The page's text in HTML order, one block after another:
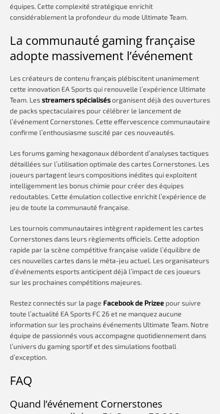
équipes. Cette complexité stratégique enrichit
considérablement la profondeur du mode Ultimate Team.
La communauté gaming française
adopte massivement l’événement
Les créateurs de contenu français plébiscitent unanimement
cette innovation EA Sports qui renouvelle l’expérience Ultimate
Team. Lesstreamers spécialisésorganisent déjà des ouvertures
de packs spectaculaires pour célébrer le lancement de
l’événement Cornerstones. Cette effervescence communautaire
confirme l’enthousiasme suscité par ces nouveautés.
Les forums gaming hexagonaux débordent d’analyses tactiques
détaillées sur l’utilisation optimale des cartes Cornerstones. Les
joueurs partagent leurs compositions inédites qui exploitent
intelligemment les bonus chimie pour créer des équipes
redoutables. Cette émulation collective enrichit l’expérience de
jeu de toute la communauté française.
Les tournois communautaires intègrent rapidement les cartes
Cornerstones dans leurs règlements officiels. Cette adoption
rapide par la scène compétitive française valide l’équilibre de
ces nouvelles cartes dans le méta-jeu actuel. Les organisateurs
d’événements esports anticipent déjà l’impact de ces joueurs
sur les prochaines compétitions majeures.
Restez connectés sur la page Facebook de Prizee pour suivre
toute l’actualité EA Sports FC 26 et ne manquez aucune
information sur les prochains événements Ultimate Team. Notre
équipe de passionnés vous accompagne quotidiennement dans
l’univers du gaming sportif et des simulations football
d’exception.
FAQ
Quand l’événement Cornerstones